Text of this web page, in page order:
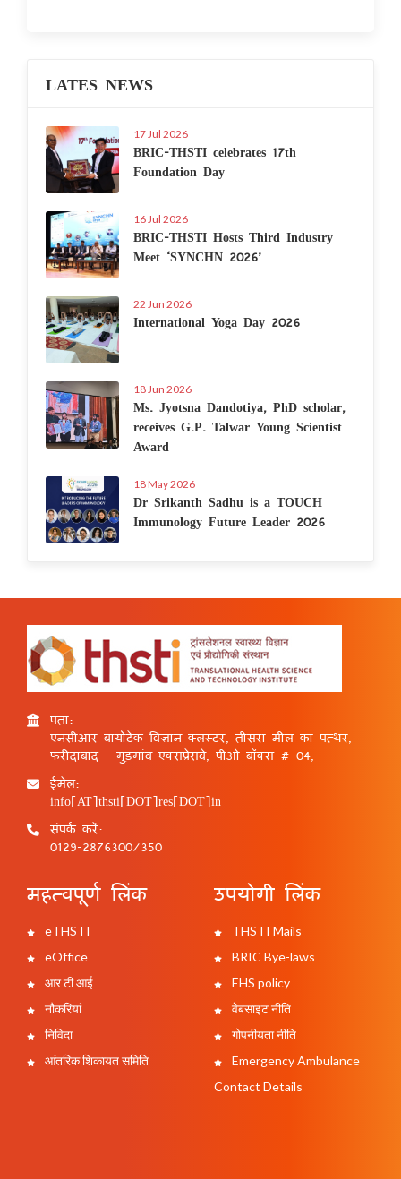
LATES NEWS
17 Jul 2026
BRIC-THSTI celebrates 17th
Foundation Day
16 Jul 2026
BRIC-THSTI Hosts Third Industry
Meet ‘SYNCHN 2026’
22 Jun 2026
International Yoga Day 2026
18 Jun 2026
Ms. Jyotsna Dandotiya, PhD scholar,
receives G.P. Talwar Young Scientist
Award
18 May 2026
Dr Srikanth Sadhu is a TOUCH
Immunology Future Leader 2026
पता:
एनसीआर बायोटेक विज्ञान क्लस्टर, तीसरा मील का पत्थर,
फरीदाबाद - गुड़गांव एक्सप्रेसवे, पीओ बॉक्स # 04,
ईमेल:
info[AT]thsti[DOT]res[DOT]in
संपर्क करें:
0129-2876300/350
महत्वपूर्ण लिंक
eTHSTI
eOffice
आर टी आई
नौकरियां
निविदा
आंतरिक शिकायत समिति
उपयोगी लिंक
THSTI Mails
BRIC Bye-laws
EHS policy
वेबसाइट नीति
गोपनीयता नीति
Emergency Ambulance
Contact Details